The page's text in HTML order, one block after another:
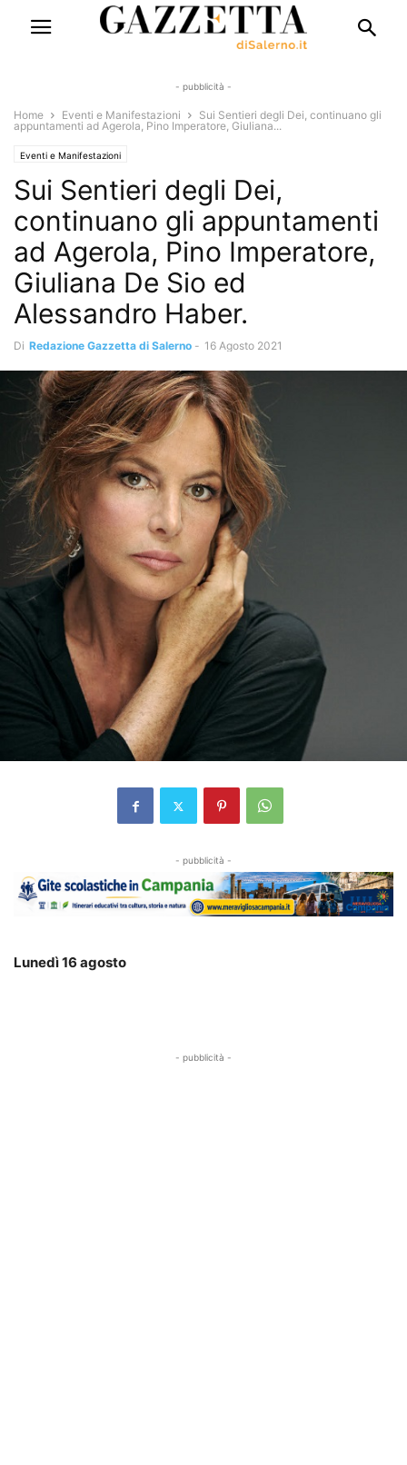
- pubblicità -
Home Eventi e Manifestazioni
Sui Sentieri degli Dei, continuano gli
appuntamenti ad Agerola, Pino Imperatore, Giuliana...
Eventi e Manifestazioni
Sui Sentieri degli Dei,
continuano gli appuntamenti
ad Agerola, Pino Imperatore,
Giuliana De Sio ed
Alessandro Haber.
Di Redazione Gazzetta di Salerno - 16 Agosto 2021
- pubblicità -
Lunedì 16 agosto
- pubblicità -